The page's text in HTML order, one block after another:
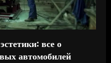
все о
автомобилей